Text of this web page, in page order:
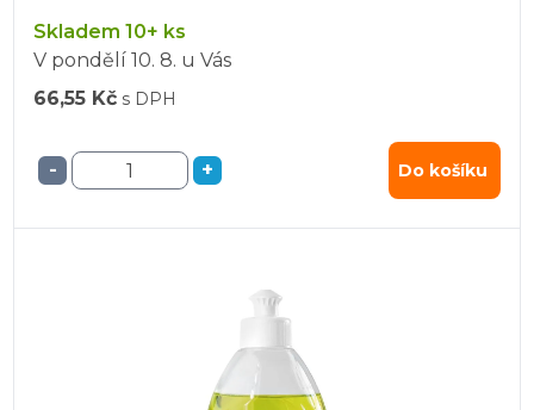
Skladem 10+ ks
V pondělí 10. 8. u Vás
66,55 Kč s DPH
- + Do košíku